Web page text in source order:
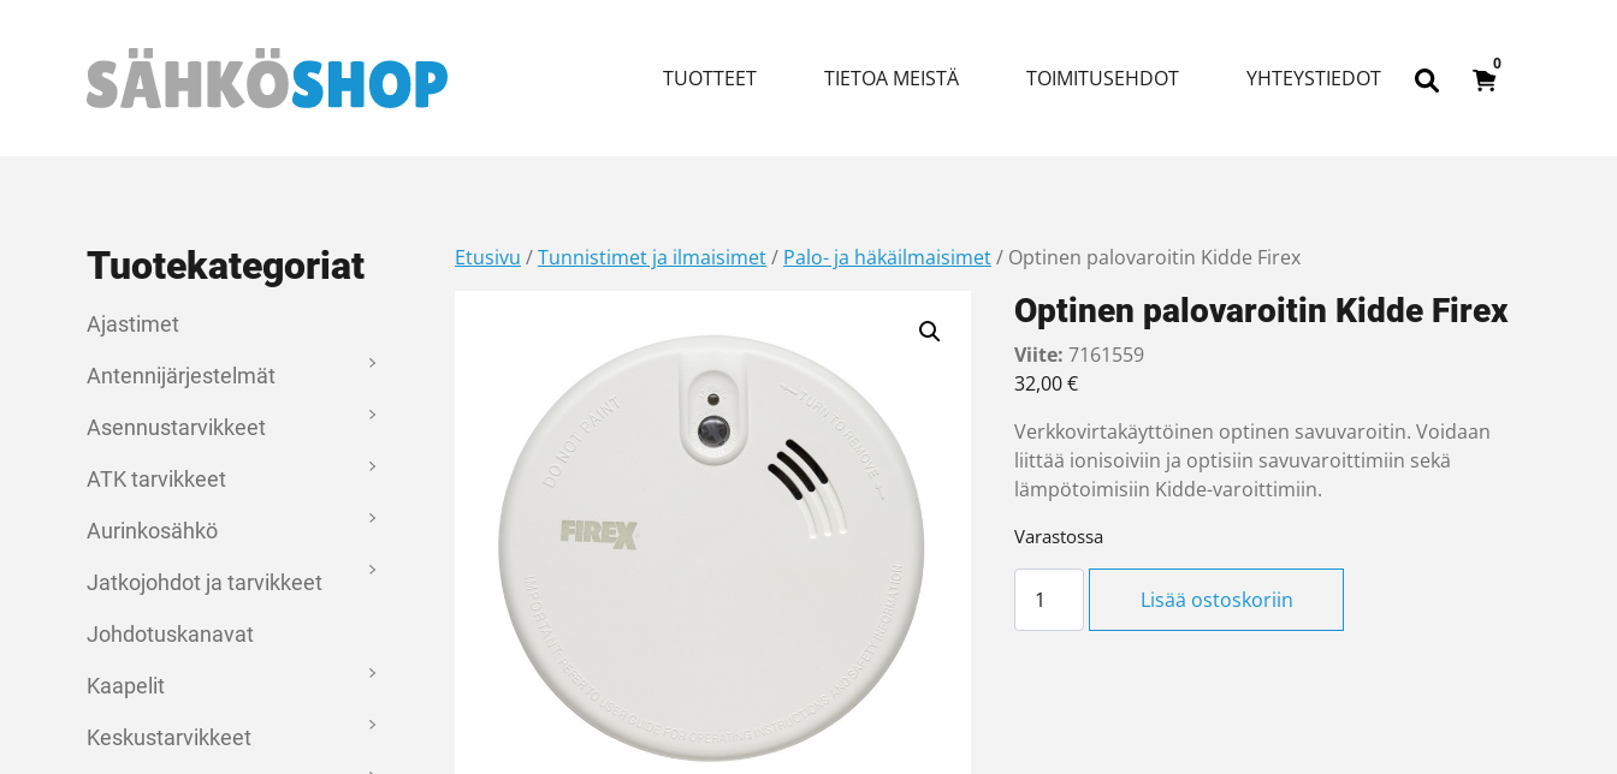
Päävalikko TUOTTEET TIETOA MEISTÄ TOIMITUSEHDOT YHTEYSTIEDOT
0
Tuotekategoriat
Ajastimet
Antennijärjestelmät
Asennustarvikkeet
ATK tarvikkeet
Aurinkosähkö
Jatkojohdot ja tarvikkeet
Johdotuskanavat
Kaapelit
Keskustarvikkeet
Etusivu /Tunnistimet ja ilmaisimet/ Palo- ja häkäilmaisimet/ Optinen palovaroitin Kidde Firex
Optinen palovaroitin Kidde Firex
Viite: 7161559
32,00€
Verkkovirtakäyttöinen optinen savuvaroitin. Voidaan
liittää ionisoiviin ja optisiin savuvaroittimiin sekä
lämpötoimisiin Kidde-varoittimiin.
Varastossa
Lisää ostoskoriin